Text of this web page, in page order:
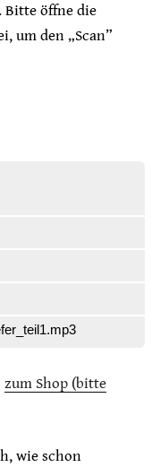
Bitte öffne die
um den „Scan”
zum Shop (bitte
wie schon